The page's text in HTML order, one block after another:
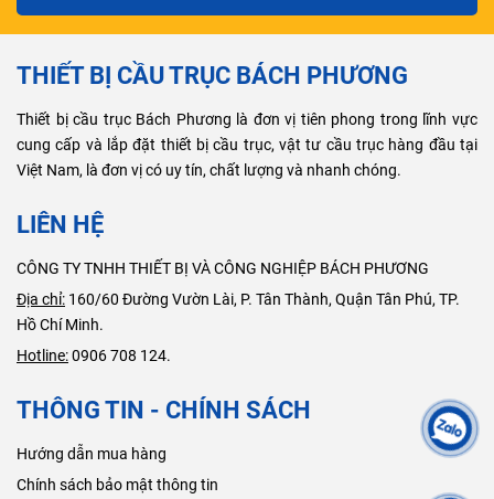
THIẾT BỊ CẦU TRỤC BÁCH PHƯƠNG
Thiết bị cầu trục Bách Phương là đơn vị tiên phong trong lĩnh vực
cung cấp và lắp đặt thiết bị cầu trục, vật tư cầu trục hàng đầu tại
Việt Nam, là đơn vị có uy tín, chất lượng và nhanh chóng.
LIÊN HỆ
CÔNG TY TNHH THIẾT BỊ VÀ CÔNG NGHIỆP BÁCH PHƯƠNG
Địa chỉ: 160/60 Đường Vườn Lài, P. Tân Thành, Quận Tân Phú, TP.
Hồ Chí Minh.
Hotline:0906 708 124.
THÔNG TIN - CHÍNH SÁCH
Hướng dẫn mua hàng
Chính sách bảo mật thông tin